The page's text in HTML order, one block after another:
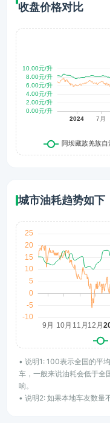
收盘价格对比
城市油耗趋势如下
• 说明1: 100表示全国的平
车，一般来说油耗会低于全
响。
• 说明2: 如果本地车友数量